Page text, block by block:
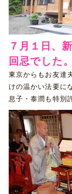
７月１日、
回忌でした。
東京からもお友達
けの温かい法要に
息子・泰潤も特別